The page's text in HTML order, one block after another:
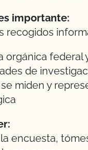
importante:
recogidos
orgánica federal
de
miden y
encuesta,